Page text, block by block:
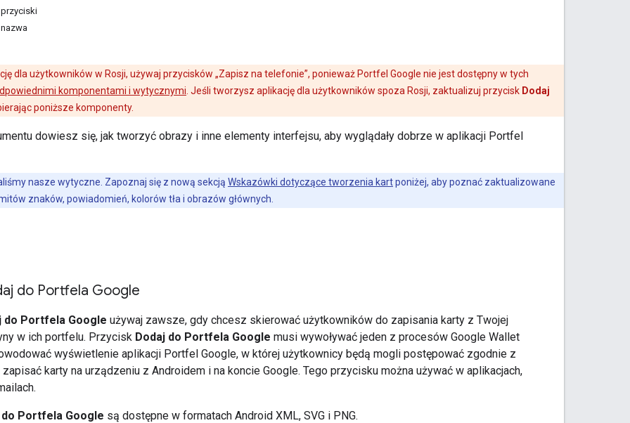
przyciski
dla użytkowników w Rosji, używaj przycisków „Zapisz na telefonie”, ponieważ Portfel Google nie jest dostępny w tych
komponentami i wytycznymi . Jeśli tworzysz aplikację dla użytkowników spoza Rosji, zaktualizuj przycisk Dodaj
poniższe komponenty.
dowiesz się, jak tworzyć obrazy i inne elementy interfejsu, aby wyglądały dobrze w aplikacji Portfel
nasze wytyczne. Zapoznaj się z nową sekcją Wskazówki dotyczące tworzenia kartponiżej, aby poznać zaktualizowane
znaków, powiadomień, kolorów tła i obrazów głównych.
do Portfela Google
do Portfela Google używaj zawsze, gdy chcesz skierować użytkowników do zapisania karty z Twojej
w ich portfelu. Przycisk Dodaj do Portfela Google musi wywoływać jeden z procesów Google Wallet
wyświetlenie aplikacji Portfel Google, w której użytkownicy będą mogli postępować zgodnie z
zapisać karty na urządzeniu z Androidem i na koncie Google. Tego przycisku można używać w aplikacjach,
do Portfela Google są dostępne w formatach Android XML, SVG i PNG.